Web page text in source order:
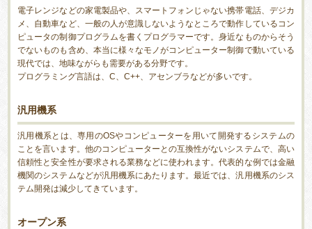
電子レンジなどの家電製品や、スマートフォンじゃない携帯電話、デジカ
メ、自動車など、一般の人が意識しないようなところで動作しているコン
ピュータの制御プログラムを書くプログラマーです。身近なものからそう
でないものも含め、本当に様々なモノがコンピューター制御で動いている
現代では、地味ながらも需要がある分野です。
プログラミング言語は、C、C++、アセンブラなどが多いです。
汎用機系
汎用機系とは、専用のOSやコンピューターを用いて開発するシステムの
ことを言います。他のコンピューターとの互換性がないシステムで、高い
信頼性と安全性が要求される業務などに使われます。代表的な例では金融
機関のシステムなどが汎用機系にあたります。最近では、汎用機系のシス
テム開発は減少してきています。
オープン系